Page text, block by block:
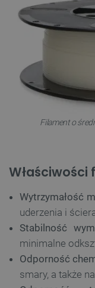
Filament o
Właściwości
Wytrzymałość
uderzenia i
Stabilność
minimalne
Odporność
smary, a także